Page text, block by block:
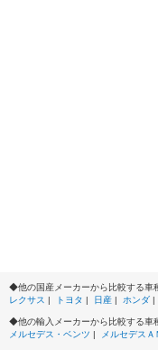
◆他の国産メーカーから比較する車
レクサス | トヨタ | 日産 | ホンダ |
◆他の輸入メーカーから比較する車
メルセデス・ベンツ | メルセデスＡ